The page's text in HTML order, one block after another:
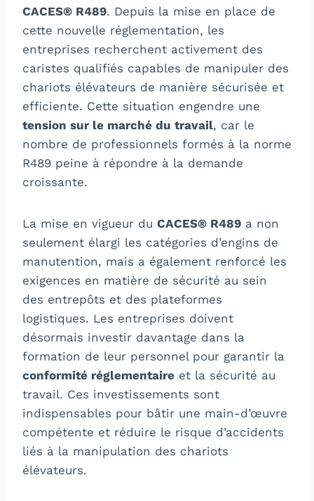
CACES® R489. Depuis la mise en place de
cette nouvelle réglementation, les
entreprises recherchent activement des
caristes qualifiés capables de manipuler des
chariots élévateurs de manière sécurisée et
efficiente. Cette situation engendre une
tension sur le marché du travail, car le
nombre de professionnels formés à la norme
R489 peine à répondre à la demande
croissante.
La mise en vigueur du CACES® R489 a non
seulement élargi les catégories d’engins de
manutention, mais a également renforcé les
exigences en matière de sécurité au sein
des entrepôts et des plateformes
logistiques. Les entreprises doivent
désormais investir davantage dans la
formation de leur personnel pour garantir la
conformité réglementaire et la sécurité au
travail. Ces investissements sont
indispensables pour bâtir une main-d’œuvre
compétente et réduire le risque d’accidents
liés à la manipulation des chariots
élévateurs.